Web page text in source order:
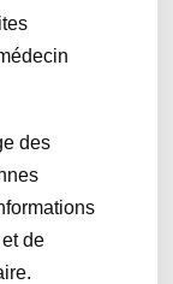
des
de